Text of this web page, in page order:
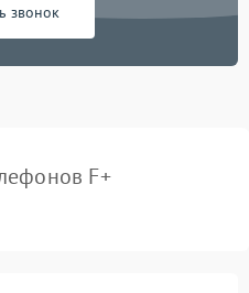
звонок
F+